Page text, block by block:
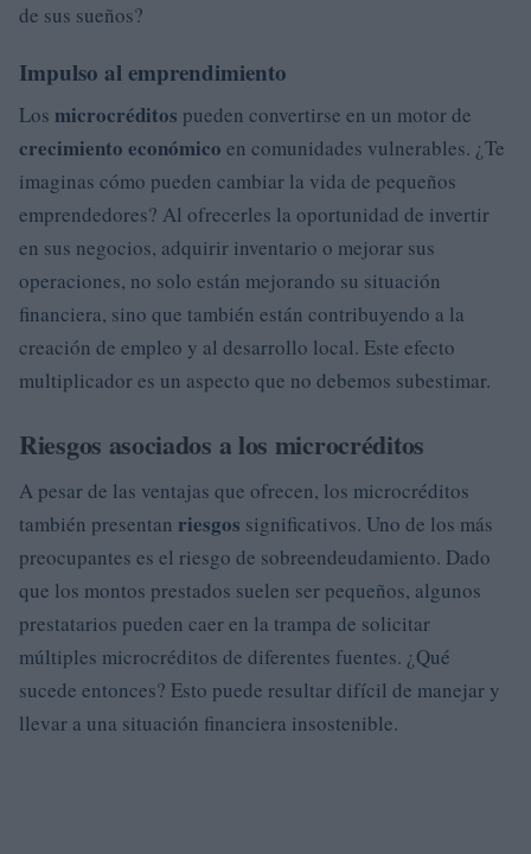
de sus sueños?
Impulso al emprendimiento
Los microcréditos pueden convertirse en un motor de
crecimiento económico en comunidades vulnerables. ¿Te
imaginas cómo pueden cambiar la vida de pequeños
emprendedores? Al ofrecerles la oportunidad de invertir
en sus negocios, adquirir inventario o mejorar sus
operaciones, no solo están mejorando su situación
financiera, sino que también están contribuyendo a la
creación de empleo y al desarrollo local. Este efecto
multiplicador es un aspecto que no debemos subestimar.
Riesgos asociados a los microcréditos
A pesar de las ventajas que ofrecen, los microcréditos
también presentan riesgos significativos. Uno de los más
preocupantes es el riesgo de sobreendeudamiento. Dado
que los montos prestados suelen ser pequeños, algunos
prestatarios pueden caer en la trampa de solicitar
múltiples microcréditos de diferentes fuentes. ¿Qué
sucede entonces? Esto puede resultar difícil de manejar y
llevar a una situación financiera insostenible.